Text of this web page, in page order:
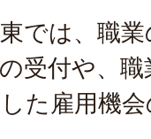
では、職
受付や、
た雇用機